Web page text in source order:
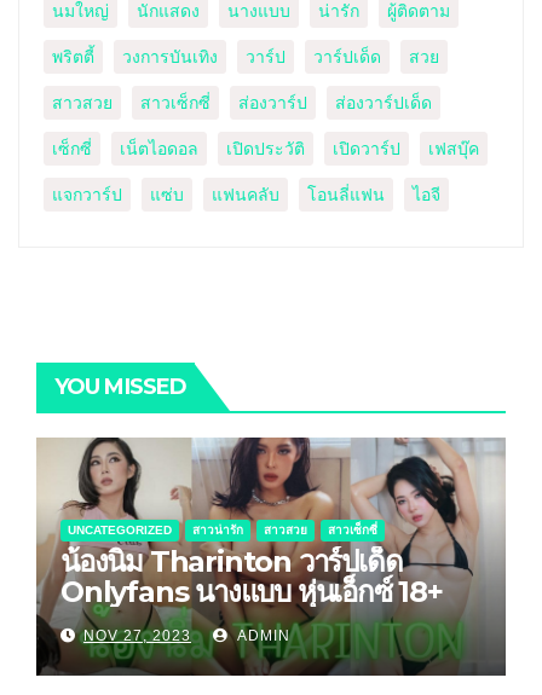
นมใหญ่ นักแสดง นางแบบ น่ารัก ผู้ติดตาม
พริตตี้ วงการบันเทิง วาร์ป วาร์ปเด็ด สวย
สาวสวย สาวเซ็กซี่ ส่องวาร์ป ส่องวาร์ปเด็ด
เซ็กซี่ เน็ตไอดอล เปิดประวัติ เปิดวาร์ป เฟสบุ๊ค
แจกวาร์ป แซ่บ แฟนคลับ โอนลี่แฟน ไอจี
YOU MISSED
UNCATEGORIZED สาวน่ารัก สาวสวย สาวเซ็กซี่
น้องนิ่ม Tharinton วาร์ปเด็ด
Onlyfans นางแบบ หุ่นเอ็กซ์ 18+
NOV 27, 2023 ADMIN